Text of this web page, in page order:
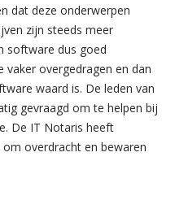
dat deze onderwerpen
zijn steeds meer
software dus goed
overgedragen en dan
waard is. De leden van
gevraagd om te helpen bij
De IT Notaris heeft
overdracht en bewaren